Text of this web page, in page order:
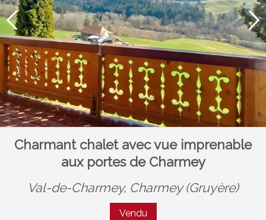
Charmant chalet avec vue imprenable
aux portes de Charmey
Val-de-Charmey, Charmey (Gruyère)
Vendu